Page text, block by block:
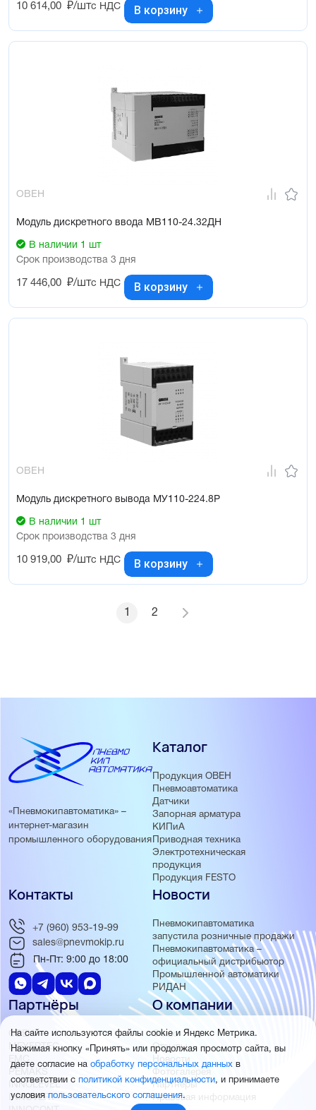
10 614,00 ₽/штс НДС В корзину
ОВЕН
Модуль дискретного ввода МВ110-24.32ДН
В наличии 1 шт
Срок производства 3 дня
17 446,00 ₽/штс НДС В корзину
ОВЕН
Модуль дискретного вывода МУ110-224.8Р
В наличии 1 шт
Срок производства 3 дня
10 919,00 ₽/штс НДС В корзину
1 2
«Пневмокипавтоматика» –
интернет-магазин
промышленного оборудования
Каталог
Продукция ОВЕН
Пневмоавтоматика
Датчики
Запорная арматура
КИПиА
Приводная техника
Электротехническая
продукция
Продукция FESTO
Новости
Пневмокипавтоматика
запустила розничные продажи
Пневмокипавтоматика –
официальный дистрибьютор
Промышленной автоматики
РИДАН
Партнёры
ОВЕН
MEYERTEC
EMC
PEMAKS
INNOLEVEL
INNOVERT
О компании
О нас
Отзывы
Новости
Фотогалерея
Партнёры
Правовая информация
Контакты
+7 (960) 953-19-99
sales@pnevmokip.ru
Пн-Пт: 9:00 до 18:00
На сайте используются файлы cookie и Яндекс Метрика.
Нажимая кнопку «Принять» или продолжая просмотр сайта, вы
даете согласие на обработку персональных данных в
соответствии с политикой конфиденциальности, и принимаете
условияпользовательского соглашения.